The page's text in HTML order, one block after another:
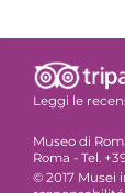
Leggi le
Museo di
Roma - Tel.
© 2017 Musei